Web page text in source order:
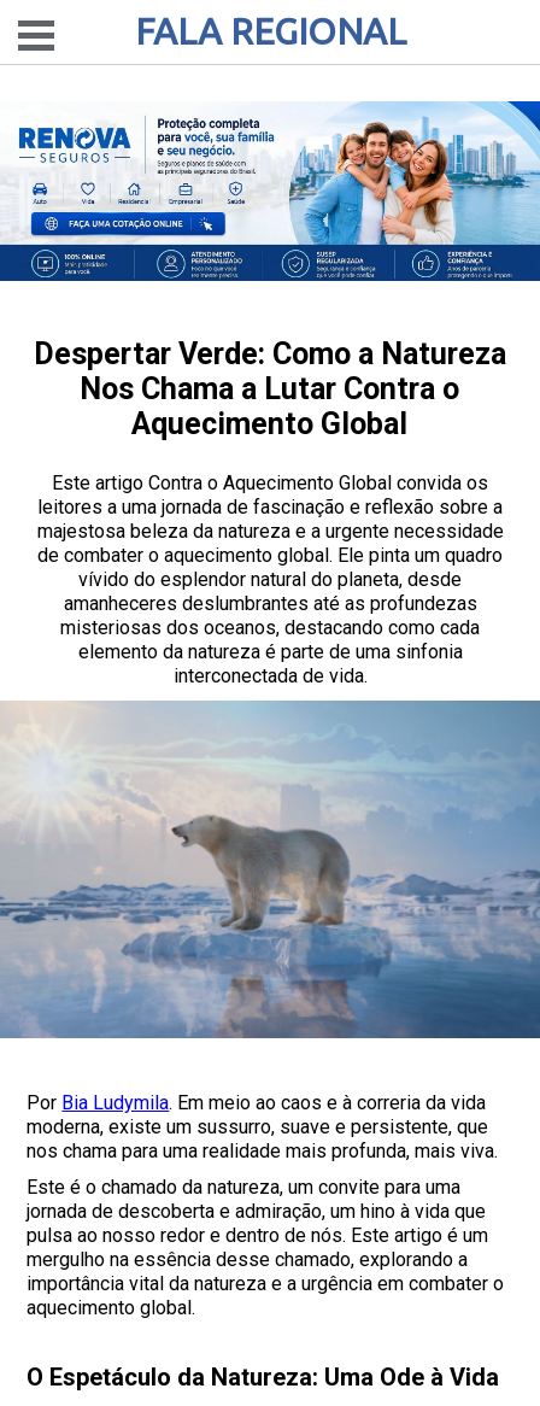
FALA REGIONAL
Despertar Verde: Como a Natureza
Nos Chama a Lutar Contra o
Aquecimento Global
Este artigo Contra o Aquecimento Global convida os
leitores a uma jornada de fascinação e reflexão sobre a
majestosa beleza da natureza e a urgente necessidade
de combater o aquecimento global. Ele pinta um quadro
vívido do esplendor natural do planeta, desde
amanheceres deslumbrantes até as profundezas
misteriosas dos oceanos, destacando como cada
elemento da natureza é parte de uma sinfonia
interconectada de vida.
Por Bia Ludymila. Em meio ao caos e à correria da vida
moderna, existe um sussurro, suave e persistente, que
nos chama para uma realidade mais profunda, mais viva.
Este é o chamado da natureza, um convite para uma
jornada de descoberta e admiração, um hino à vida que
pulsa ao nosso redor e dentro de nós. Este artigo é um
mergulho na essência desse chamado, explorando a
importância vital da natureza e a urgência em combater o
aquecimento global.
O Espetáculo da Natureza: Uma Ode à Vida